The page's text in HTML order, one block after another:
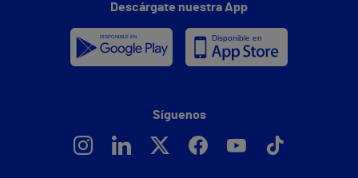
Descárgate nuestra App
Síguenos